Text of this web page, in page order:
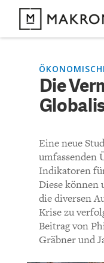
Unser kostenloser
Die
Eine neue
umfassenden
Indikatoren
Diese können
die diversen
Krise zu
Beitrag von
Gräbner und
KOMMENTARE
Die
KOMMENTIEREN
Richtlinien
Bisher noch kein